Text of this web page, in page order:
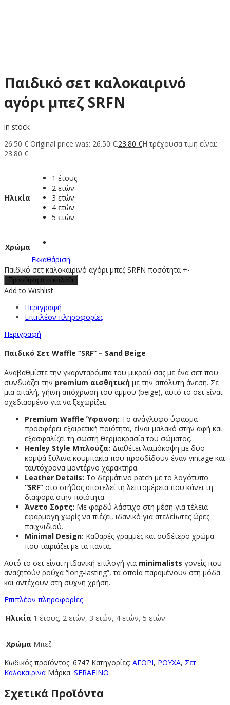
Παιδικό σετ καλοκαιρινό
αγόρι μπεζ SRFN
in stock
26.50€ Original price was: 26.50 €.23.80 €Η τρέχουσα τιμή είναι:
23.80 €.
Ηλικία
1 έτους
2 ετών
3 ετών
4 ετών
5 ετών
Χρώμα
Εκκαθάριση
Παιδικό σετ καλοκαιρινό αγόρι μπεζ SRFN ποσότητα +-
Προσθήκη στο καλάθι
Add to Wishlist
Περιγραφή
Επιπλέον πληροφορίες
Περιγραφή
Παιδικό Σετ Waffle “SRF” – Sand Beige
Αναβαθμίστε την γκαρνταρόμπα του μικρού σας με ένα σετ που
συνδυάζει την premium αισθητική με την απόλυτη άνεση. Σε
μια απαλή, γήινη απόχρωση του άμμου (beige), αυτό το σετ είναι
σχεδιασμένο για να ξεχωρίζει.
Premium Waffle Ύφανση: Το ανάγλυφο ύφασμα
προσφέρει εξαιρετική ποιότητα, είναι μαλακό στην αφή και
εξασφαλίζει τη σωστή θερμοκρασία του σώματος.
Henley Style Μπλούζα: Διαθέτει λαιμόκοψη με δύο
κομψά ξύλινα κουμπάκια που προσδίδουν έναν vintage και
ταυτόχρονα μοντέρνο χαρακτήρα.
Leather Details: Το δερμάτινο patch με το λογότυπο
“SRF” στο στήθος αποτελεί τη λεπτομέρεια που κάνει τη
διαφορά στην ποιότητα.
Άνετο Σορτς: Με φαρδύ λάστιχο στη μέση για τέλεια
εφαρμογή χωρίς να πιέζει, ιδανικό για ατελείωτες ώρες
παιχνιδιού.
Minimal Design: Καθαρές γραμμές και ουδέτερο χρώμα
που ταιριάζει με τα πάντα.
Αυτό το σετ είναι η ιδανική επιλογή για minimalists γονείς που
αναζητούν ρούχα “long-lasting”, τα οποία παραμένουν στη μόδα
και αντέχουν στη συχνή χρήση.
Επιπλέον πληροφορίες
Ηλικία 1 έτους, 2 ετών, 3 ετών, 4 ετών, 5 ετών
Χρώμα Μπεζ
Κωδικός προϊόντος: 6747 Κατηγορίες: ΑΓΟΡΙ, ΡΟΥΧΑ, Σετ
Καλοκαιρινα Μάρκα: SERAFINO
Σχετικά Προϊόντα